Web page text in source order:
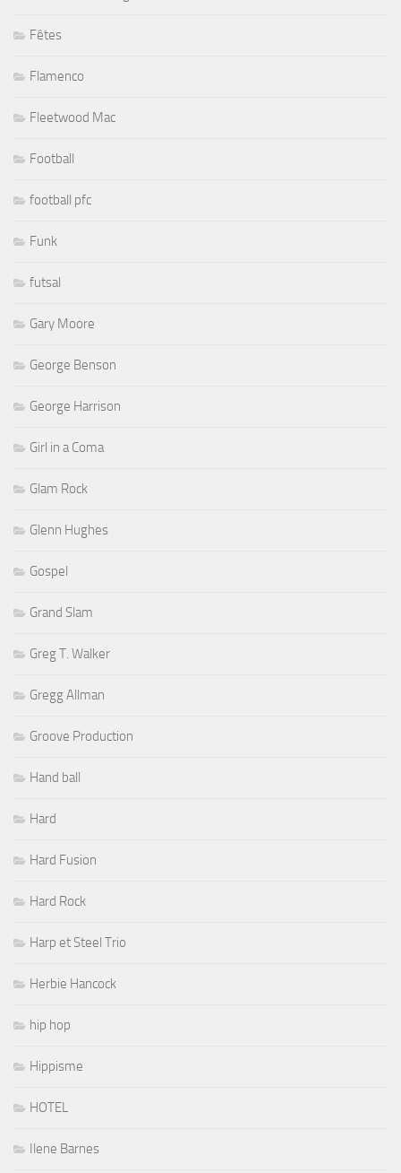
Fêtes
Flamenco
Fleetwood Mac
Football
football pfc
Funk
futsal
Gary Moore
George Benson
George Harrison
Girl in a Coma
Glam Rock
Glenn Hughes
Gospel
Grand Slam
Greg T. Walker
Gregg Allman
Groove Production
Hand ball
Hard
Hard Fusion
Hard Rock
Harp et Steel Trio
Herbie Hancock
hip hop
Hippisme
HOTEL
Ilene Barnes